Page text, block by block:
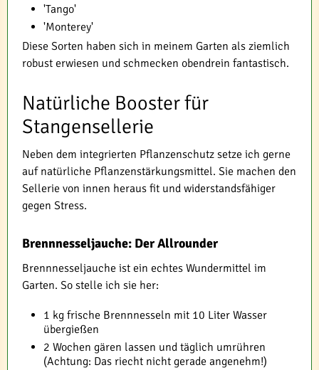
'Tango'
'Monterey'
Diese Sorten haben sich in meinem Garten als ziemlich
robust erwiesen und schmecken obendrein fantastisch.
Natürliche Booster für
Stangensellerie
Neben dem integrierten Pflanzenschutz setze ich gerne
auf natürliche Pflanzenstärkungsmittel. Sie machen den
Sellerie von innen heraus fit und widerstandsfähiger
gegen Stress.
Brennnesseljauche: Der Allrounder
Brennnesseljauche ist ein echtes Wundermittel im
Garten. So stelle ich sie her:
1 kg frische Brennnesseln mit 10 Liter Wasser
übergießen
2 Wochen gären lassen und täglich umrühren
(Achtung: Das riecht nicht gerade angenehm!)